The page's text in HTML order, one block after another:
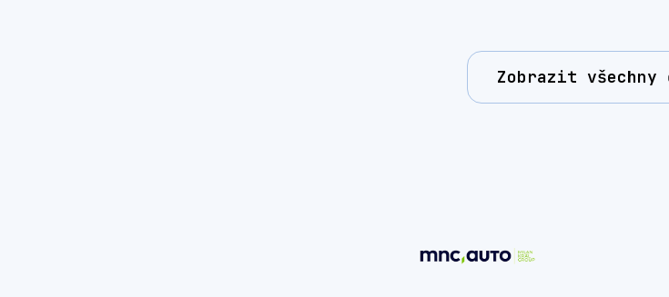
Zobrazit všechny